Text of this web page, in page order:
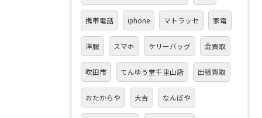
携帯電話 iphone マトラッセ 家電
洋服 スマホ ケリーバッグ 金買取
吹田市 てんゆう堂千里山店 出張買取
おたからや 大吉 なんぼや